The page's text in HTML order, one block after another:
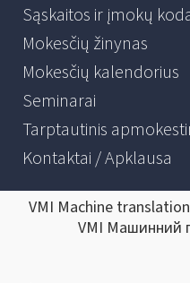
Sąskaitos ir įmokų
Mokesčių žinynas
Mokesčių kalendorius
Seminarai
Tarptautinis
Kontaktai / Apklausa
VMI Machine
VMI Машинний